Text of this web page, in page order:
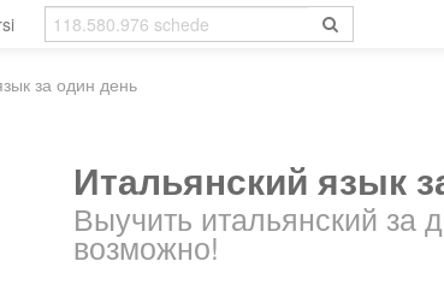
за один день
Итальянский язык
Выучить итальянский за
возможно!